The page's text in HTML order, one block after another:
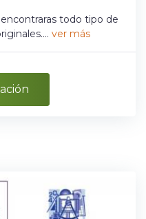
todo tipo de
ver más